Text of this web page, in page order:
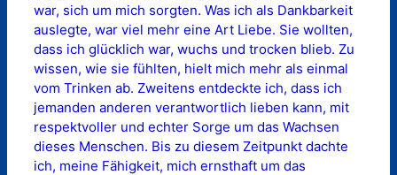
war, sich um mich sorgten. Was ich als Dankbarkeit
auslegte, war viel mehr eine Art Liebe. Sie wollten,
dass ich glücklich war, wuchs und trocken blieb. Zu
wissen, wie sie fühlten, hielt mich mehr als einmal
vom Trinken ab. Zweitens entdeckte ich, dass ich
jemanden anderen verantwortlich lieben kann, mit
respektvoller und echter Sorge um das Wachsen
dieses Menschen. Bis zu diesem Zeitpunkt dachte
ich, meine Fähigkeit, mich ernsthaft um das